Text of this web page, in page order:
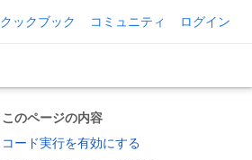
クックブック コミュニティ ログイン
このページの内容
コード実行を有効にする